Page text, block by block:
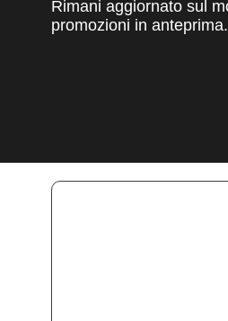
Rimani aggiornato sul
promozioni in anteprima.